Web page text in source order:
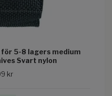
5-8 lagers medium
Svart nylon
kr